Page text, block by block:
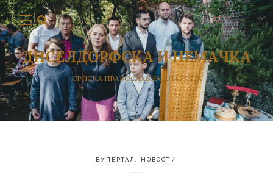
ДИСЕЛДОРФСКА И НЕМАЧКА
СРПСКА ПРАВОСЛАВНА ЕПАРХИЈА
ВУПЕРТАЛ НОВОСТИ